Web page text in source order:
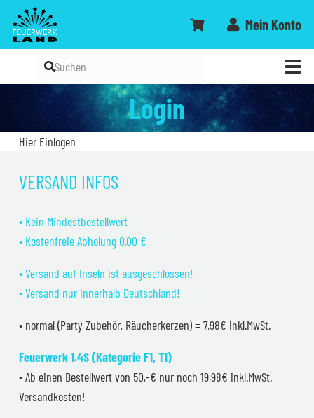
Mein Konto
Login
Hier Einlogen
VERSAND INFOS
• Kein Mindestbestellwert
• Kostenfreie Abholung 0,00 €
• Versand auf Inseln ist ausgeschlossen!
• Versand nur innerhalb Deutschland!
• normal (Party Zubehör, Räucherkerzen) = 7,98€ inkl.MwSt.
Feuerwerk 1.4S (Kategorie F1, T1)
• Ab einen Bestellwert von 50,-€ nur noch 19,98€ inkl.MwSt.
Versandkosten!